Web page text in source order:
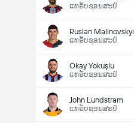
ແທຣັບຊອນສະປໍ
Ruslan Malinovskyi
ແທຣັບຊອນສະປໍ
Okay Yokuşlu
ແທຣັບຊອນສະປໍ
John Lundstram
ແທຣັບຊອນສະປໍ